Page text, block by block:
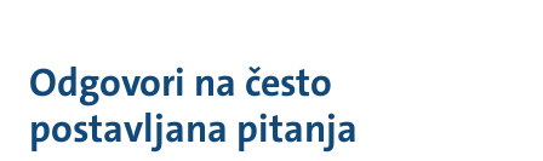
Odgovori na često
postavljana pitanja